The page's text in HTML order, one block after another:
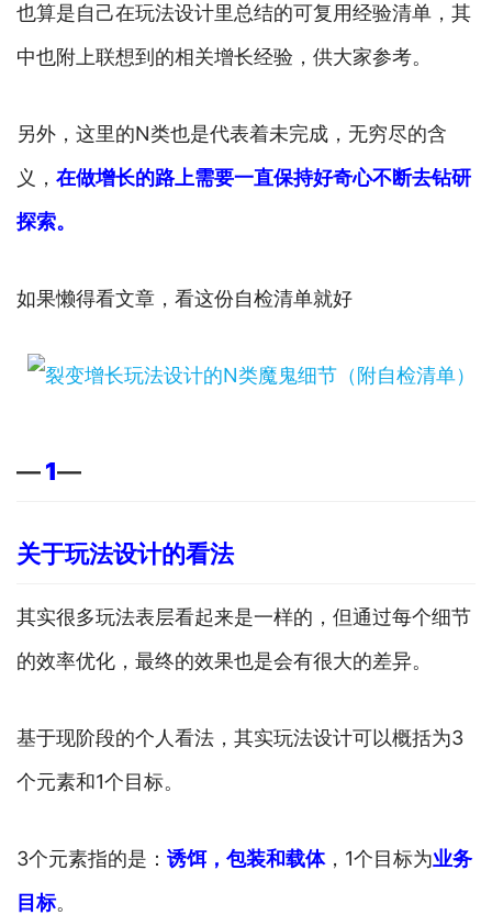
也算是自己在玩法设计里总结的可复用经验清单，其
中也附上联想到的相关增长经验，供大家参考。
另外，这里的N类也是代表着未完成，无穷尽的含
义， 在做增长的路上需要一直保持好奇心不断去钻研
探索。
如果懒得看文章，看这份自检清单就好
—1—
关于玩法设计的看法
其实很多玩法表层看起来是一样的，但通过每个细节
的效率优化，最终的效果也是会有很大的差异。
基于现阶段的个人看法，其实玩法设计可以概括为3
个元素和1个目标。
3个元素指的是： 诱饵，包装和载体，1个目标为业务
目标。